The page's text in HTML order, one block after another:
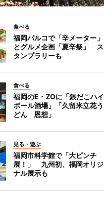
食べる
福岡パルコで「辛メーター」
とグルメ企画「夏辛祭」 ス
タンプラリーも
食べる
福岡のE・ZOに「銀だこハイ
ボール酒場」「久留米立花う
どん 恩想」
見る・遊ぶ
福岡市科学館で「大ピンチ
展！」 九州初、福岡オリジ
ナル展示も